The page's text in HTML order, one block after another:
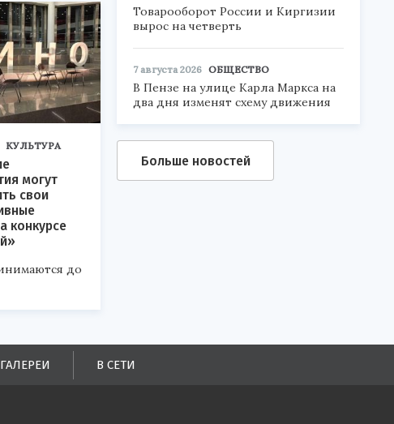
КУЛЬТУРА
могут
свои
конкурсе
до
Товарооборот России и Киргизии
вырос на четверть
7 августа 2026 ОБЩЕСТВО
В Пензе на улице Карла Маркса на
два дня изменят схему движения
Больше новостей
ГАЛЕРЕИ В СЕТИ